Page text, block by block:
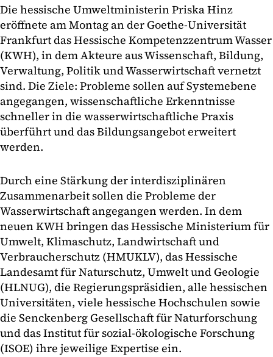
Die hessische Umweltministerin Priska Hinz
eröffnete am Montag an der Goethe-Universität
Frankfurt das Hessische Kompetenzzentrum Wasser
(KWH), in dem Akteure aus Wissenschaft, Bildung,
Verwaltung, Politik und Wasserwirtschaft vernetzt
sind. Die Ziele: Probleme sollen auf Systemebene
angegangen, wissenschaftliche Erkenntnisse
schneller in die wasserwirtschaftliche Praxis
überführt und das Bildungsangebot erweitert
werden.
Durch eine Stärkung der interdisziplinären
Zusammenarbeit sollen die Probleme der
Wasserwirtschaft angegangen werden. In dem
neuen KWH bringen das Hessische Ministerium für
Umwelt, Klimaschutz, Landwirtschaft und
Verbraucherschutz (HMUKLV), das Hessische
Landesamt für Naturschutz, Umwelt und Geologie
(HLNUG), die Regierungspräsidien, alle hessischen
Universitäten, viele hessische Hochschulen sowie
die Senckenberg Gesellschaft für Naturforschung
und das Institut für sozial-ökologische Forschung
(ISOE) ihre jeweilige Expertise ein.